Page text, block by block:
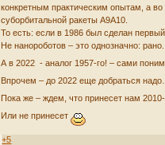
конкретным практическим опытам, а
суборбитальной ракеты А9А10.
То есть: если в 1986 был сделан
Не нанороботов – это однозначно:
А в 2022 - аналог 1957-го! – сами
Впрочем – до 2022 еще добраться
Пока же – ждем, что принесет нам
Или не принесет
+5